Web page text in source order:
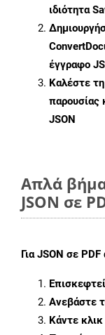
ιδιότητα
έγγραφο
Καλέστε
παρουσίας
JSON
Απλά
JSON σε
ΓιαJSON σε PDF
Ανεβάστε
Κάντε